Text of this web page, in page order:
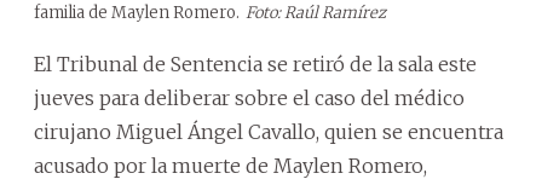
familia de Maylen Romero. Foto: Raúl Ramírez
El Tribunal de Sentencia se retiró de la sala este
jueves para deliberar sobre el caso del médico
cirujano Miguel Ángel Cavallo, quien se encuentra
acusado por la muerte de Maylen Romero,